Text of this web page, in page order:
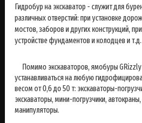
Гидробур на экскаватор - служит для
различных отверстий: при установке
мостов, заборов и других конструкций,
устройстве фундаментов и колодцев и т.д.
Помимо экскаваторов, ямобуры
устанавливаться на любую
весом от 0,6 до 50 т: экскаваторы-
экскаваторы, мини-погрузчики,
манипуляторы.